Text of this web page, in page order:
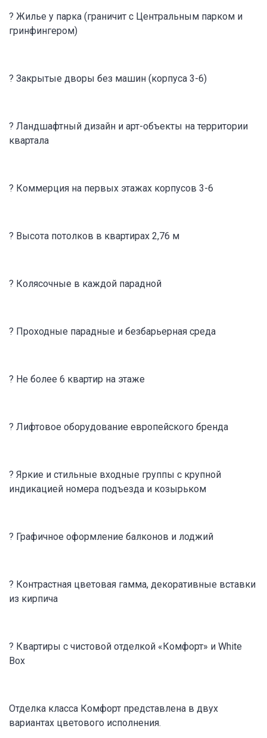
? Жилье у парка (граничит с Центральным парком и
гринфингером)
? Закрытые дворы без машин (корпуса 3-6)
? Ландшафтный дизайн и арт-объекты на территории
квартала
? Коммерция на первых этажах корпусов 3-6
? Высота потолков в квартирах 2,76 м
? Колясочные в каждой парадной
? Проходные парадные и безбарьерная среда
? Не более 6 квартир на этаже
? Лифтовое оборудование европейского бренда
? Яркие и стильные входные группы с крупной
индикацией номера подъезда и козырьком
? Графичное оформление балконов и лоджий
? Контрастная цветовая гамма, декоративные вставки
из кирпича
? Квартиры с чистовой отделкой «Комфорт» и White
Box
Отделка класса Комфорт представлена в двух
вариантах цветового исполнения.